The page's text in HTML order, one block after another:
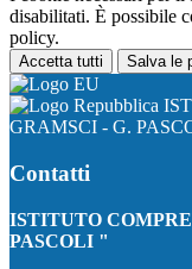
disabilitati. È possibile
policy.
Accetta tutti Salva le
GRAMSCI - G.
Contatti
ISTITUTO
PASCOLI "